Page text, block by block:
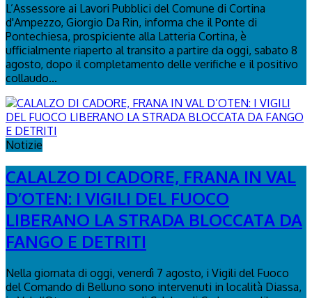
L’Assessore ai Lavori Pubblici del Comune di Cortina
d'Ampezzo, Giorgio Da Rin, informa che il Ponte di
Pontechiesa, prospiciente alla Latteria Cortina, è
ufficialmente riaperto al transito a partire da oggi, sabato 8
agosto, dopo il completamento delle verifiche e il positivo
collaudo...
Notizie
CALALZO DI CADORE, FRANA IN VAL
D’OTEN: I VIGILI DEL FUOCO
LIBERANO LA STRADA BLOCCATA DA
FANGO E DETRITI
Nella giornata di oggi, venerdì 7 agosto, i Vigili del Fuoco
del Comando di Belluno sono intervenuti in località Diassa,